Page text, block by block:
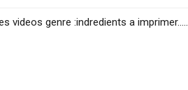
videos genre :indredients a imprimer.....